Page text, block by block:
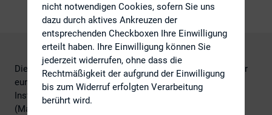
Die BaFin hat auf ihrer Internetseite eine Marktabfrage zur
europäischen Finanzmarktrichtlinie (Markets in Financial
Instruments Directive II – MiFID II) und -verordnung
(Markets in Financial Instruments Regulation – MiFIR)
nicht notwendigen Cookies, sofern Sie uns
dazu durch aktives Ankreuzen der
entsprechenden Checkboxen Ihre Einwilligung
erteilt haben. Ihre Einwilligung können Sie
jederzeit widerrufen, ohne dass die
Rechtmäßigkeit der aufgrund der Einwilligung
bis zum Widerruf erfolgten Verarbeitung
berührt wird.